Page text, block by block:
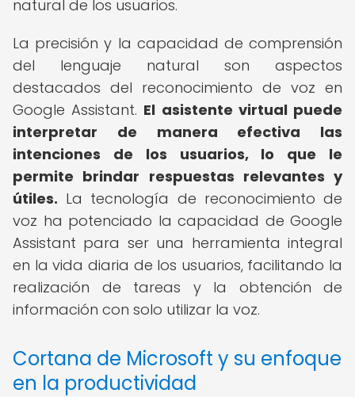
natural de los usuarios.
La precisión y la capacidad de comprensión
del lenguaje natural son aspectos
destacados del reconocimiento de voz en
Google Assistant. El asistente virtual puede
interpretar de manera efectiva las
intenciones de los usuarios, lo que le
permite brindar respuestas relevantes y
útiles. La tecnología de reconocimiento de
voz ha potenciado la capacidad de Google
Assistant para ser una herramienta integral
en la vida diaria de los usuarios, facilitando la
realización de tareas y la obtención de
información con solo utilizar la voz.
Cortana de Microsoft y su enfoque
en la productividad